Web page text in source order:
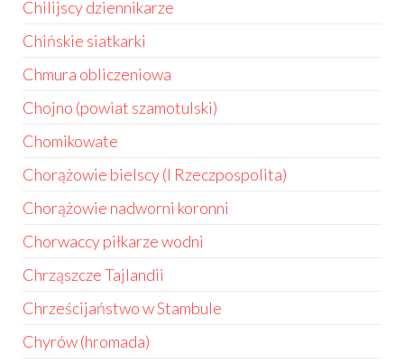
Chilijscy dziennikarze
Chińskie siatkarki
Chmura obliczeniowa
Chojno (powiat szamotulski)
Chomikowate
Chorążowie bielscy (I Rzeczpospolita)
Chorążowie nadworni koronni
Chorwaccy piłkarze wodni
Chrząszcze Tajlandii
Chrześcijaństwo w Stambule
Chyrów (hromada)